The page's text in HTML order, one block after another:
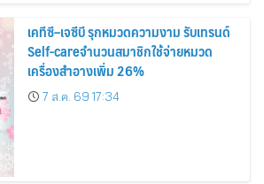
เคทีซี–เจซีบี รุกหมวดความงาม รับเทรนด์
Self-careจำนวนสมาชิกใช้จ่ายหมวด
เครื่องสำอางเพิ่ม 26%
7 ส.ค. 69 17:34